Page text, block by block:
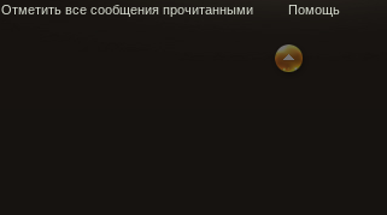
Отметить все сообщения прочитанными Помощь